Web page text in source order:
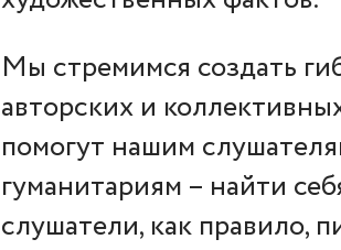
Мы стремимся создать
авторских и
помогут нашим
гуманитариям – найти
слушатели, как правило,